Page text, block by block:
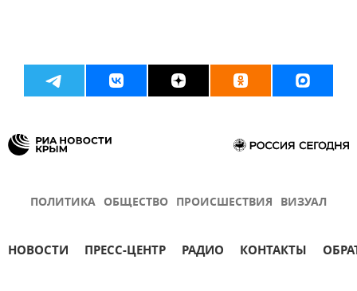
ПОЛИТИКА ОБЩЕСТВО ПРОИСШЕСТВИЯ ВИЗУАЛ
НОВОСТИ ПРЕСС-ЦЕНТР РАДИО КОНТАКТЫ